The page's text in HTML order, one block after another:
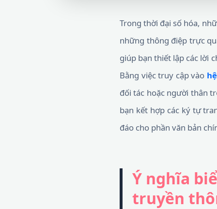
Trong thời đại số hóa,
những thông điệp trực
giúp bạn thiết lập các lời
Bằng việc truy cập vào
đối tác hoặc người thân
bạn kết hợp các ký tự
đáo cho phần văn bản
Ý nghĩa
truyền